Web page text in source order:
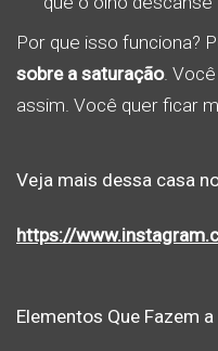
Por que isso funciona?
sobre a saturação.
assim. Você quer ficar
Veja mais dessa casa
https://
Elementos Que Fazem